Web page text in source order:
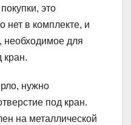
это
нет в комплекте, и
необходимое для
кран.
нужно
под кран.
на металлической